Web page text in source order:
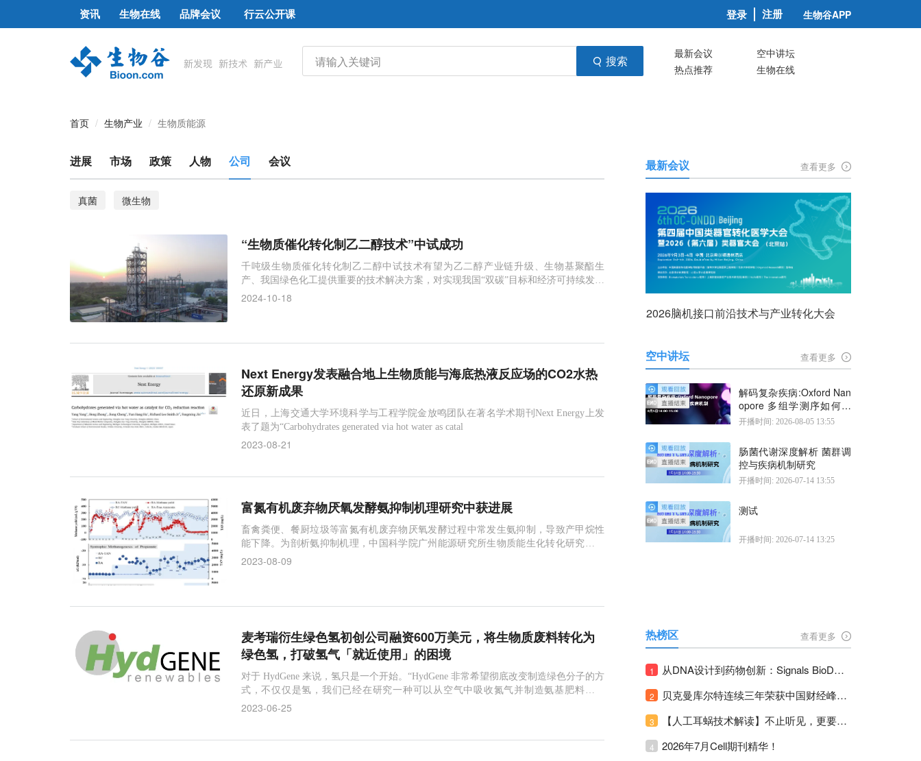
资讯 生物在线 品牌会议 行云公开课 登录 注册 生物谷APP
搜索 最新会议
空中讲坛
热点推荐
生物在线
首页 生物产业 生物质能源
进展 市场 政策 人物 公司 会议
真菌 微生物
“生物质催化转化制乙二醇技术”中试成功
千吨级生物质催化转化制乙二醇中试技术有望为乙二醇产业链升级、生物基聚酯生
产、我国绿色化工提供重要的技术解决方案，对实现我国“双碳”目标和经济可持续发展
具有重要意义。
2024-10-18
Next Energy发表融合地上生物质能与海底热液反应场的CO2水热
还原新成果
近日，上海交通大学环境科学与工程学院金放鸣团队在著名学术期刊Next Energy上发
表了题为“Carbohydrates generated via hot water as catal
2023-08-21
富氮有机废弃物厌氧发酵氨抑制机理研究中获进展
畜禽粪便、餐厨垃圾等富氮有机废弃物厌氧发酵过程中常发生氨抑制，导致产甲烷性
能下降。为剖析氨抑制机理，中国科学院广州能源研究所生物质能生化转化研究室在
阶梯性提高氨浓度的厌氧发酵过程中，从产气性能、关键产
2023-08-09
麦考瑞衍生绿色氢初创公司融资600万美元，将生物质废料转化为
绿色氢，打破氢气「就近使用」的困境
对于 HydGene 来说，氢只是一个开始。“HydGene 非常希望彻底改变制造绿色分子的方
式，不仅仅是氢，我们已经在研究一种可以从空气中吸收氮气并制造氨基肥料的菌
株，同时也在研究以更清洁的方式制造
2023-06-25
最新会议 查看更多
2026脑机接口前沿技术与产业转化大会
空中讲坛 查看更多
解码复杂疾病:Oxford Nan
opore 多组学测序如何揭
示疾病机制
开播时间: 2026-08-05 13:55
肠菌代谢深度解析 菌群调
控与疾病机制研究
开播时间: 2026-07-14 13:55
测试
开播时间: 2026-07-14 13:25
热榜区 查看更多
1 从DNA设计到药物创新：Signals BioDesign如何重塑分子生物学研发生态！
2 贝克曼库尔特连续三年荣获中国财经峰会三项大奖！
3 【人工耳蜗技术解读】不止听见，更要听见未来 ---- 智能耳蜗，开启人工耳蜗技术新纪元！
4 2026年7月Cell期刊精华！